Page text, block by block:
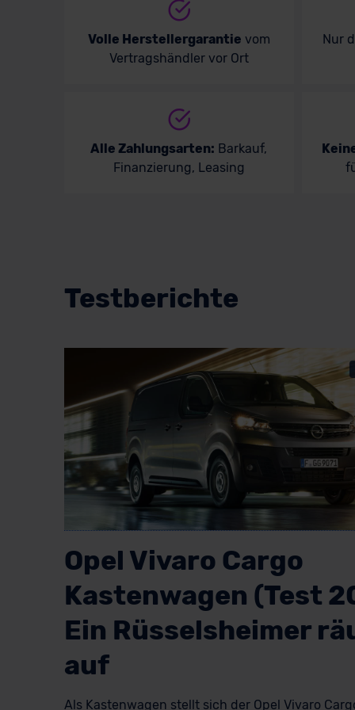
Volle Herstellergarantie vom
Vertragshändler vor Ort
Nur
Alle Zahlungsarten: Barkauf,
Finanzierung, Leasing
Testberichte
Opel Vivaro Cargo
Kastenwagen (Test
Ein Rüsselsheimer
auf
Als Kastenwagen stellt sich der Opel Vivaro